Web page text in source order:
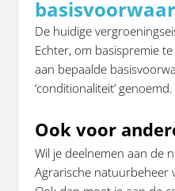
De huidige
Echter, om basispremie
aan bepaalde
‘conditionaliteit’ genoemd.
Ook voor
Wil je deelnemen aan de
Agrarische natuurbeheer